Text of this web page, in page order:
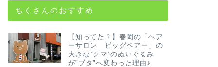
ちくさんのおすすめ
【知ってた？】春岡の「ヘア
ーサロン ビッグベアー」の
大きな”クマ”のぬいぐるみ
が”ブタ”へ変わった理由♪